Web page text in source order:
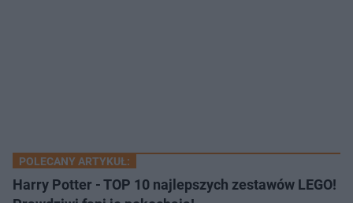
POLECANY ARTYKUŁ:
Harry Potter - TOP 10 najlepszych zestawów LEGO!